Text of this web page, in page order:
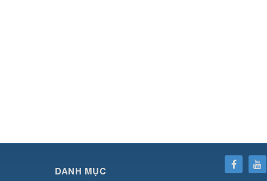
https://
cái OPEN88⇔
DANH MỤC